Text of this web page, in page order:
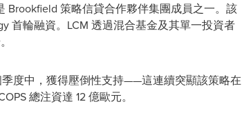
Brookfield 策略信貸合作夥伴集團成員之一。該
首輪融資。LCM 透過混合基金及其單一投資者
度中，獲得壓倒性支持——這連續突顯該策略在
總注資達 12 億歐元。